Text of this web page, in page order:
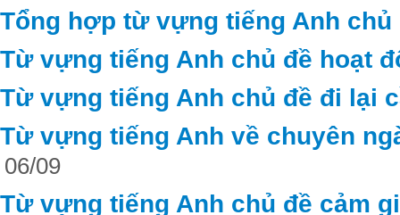
Tổng hợp từ vựng tiếng Anh chủ
Từ vựng tiếng Anh chủ đề hoạt
Từ vựng tiếng Anh chủ đề đi lại
Từ vựng tiếng Anh về chuyên
06/09
Từ vựng tiếng Anh chủ đề cảm